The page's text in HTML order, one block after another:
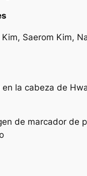
Kim, Saerom Kim,